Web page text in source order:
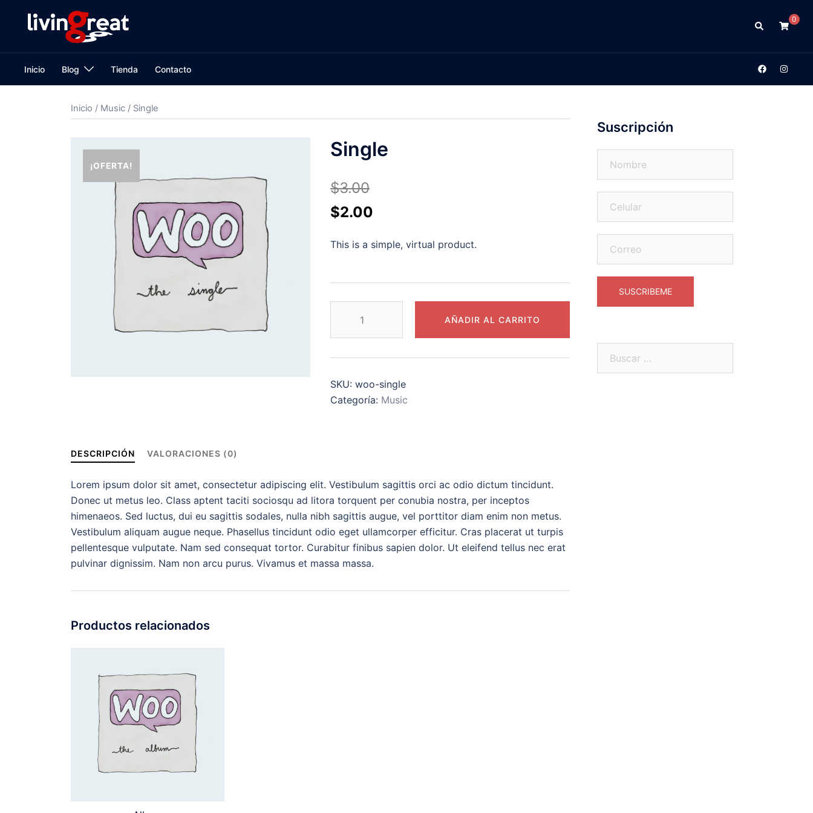
0
Inicio Blog Tienda Contacto
Inicio / Music / Single
¡OFERTA!
Single
$3.00
$2.00
This is a simple, virtual product.
AÑADIR AL CARRITO
SKU: woo-single
Categoría: Music
DESCRIPCIÓN VALORACIONES (0)
Lorem ipsum dolor sit amet, consectetur adipiscing elit. Vestibulum sagittis orci ac odio dictum tincidunt.
Donec ut metus leo. Class aptent taciti sociosqu ad litora torquent per conubia nostra, per inceptos
himenaeos. Sed luctus, dui eu sagittis sodales, nulla nibh sagittis augue, vel porttitor diam enim non metus.
Vestibulum aliquam augue neque. Phasellus tincidunt odio eget ullamcorper efficitur. Cras placerat ut turpis
pellentesque vulputate. Nam sed consequat tortor. Curabitur finibus sapien dolor. Ut eleifend tellus nec erat
pulvinar dignissim. Nam non arcu purus. Vivamus et massa massa.
Productos relacionados
Suscripción